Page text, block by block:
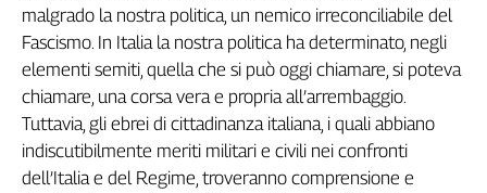
Collettiva
Girasoli
Il
Sassolino
Linea
Economica
Tech
malgrado la nostra politica, un nemico irreconciliabile del
Fascismo. In Italia la nostra politica ha determinato, negli
elementi semiti, quella che si può oggi chiamare, si poteva
chiamare, una corsa vera e propria all’arrembaggio.
Tuttavia, gli ebrei di cittadinanza italiana, i quali abbiano
indiscutibilmente meriti militari e civili nei confronti
dell’Italia e del Regime, troveranno comprensione e